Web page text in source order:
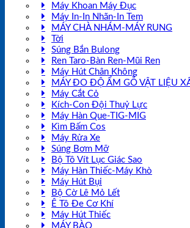
Máy Khoan Máy Đục
Máy In-In Nhãn-In Tem
MÁY CHÀ NHÁM-MÁY RUNG
Tời
Súng Bắn Bulong
Ren Taro-Bàn Ren-Mũi Ren
Máy Hút Chân Không
MÁY ĐO ĐỘ ẨM GỖ VẬT LIỆU
Máy Cắt Cỏ
Kích-Con Đội Thuỷ Lực
Máy Hàn Que-TIG-MIG
Kìm Bấm Cos
Máy Rửa Xe
Súng Bơm Mỡ
Bộ Tô Vít Lục Giác Sao
Máy Hàn Thiếc-Máy Khò
Máy Hút Bụi
Bộ Cờ Lê Mỏ Lết
Ê Tô Đe Cơ Khí
Máy Hút Thiếc
MÁY BÀO